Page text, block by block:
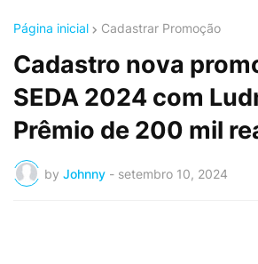
Página inicial Cadastrar Promoção
Cadastro nova
SEDA 2024 com
Prêmio de 200 mil
by Johnny - setembro 10, 2024